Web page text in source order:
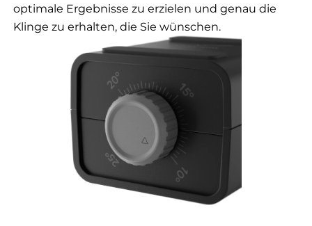
optimale Ergebnisse zu erzielen und genau die
Klinge zu erhalten, die Sie wünschen.